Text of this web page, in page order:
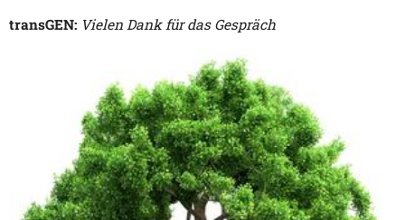
transGEN: Vielen Dank für das Gespräch